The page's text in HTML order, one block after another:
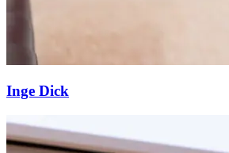
Inge Dick